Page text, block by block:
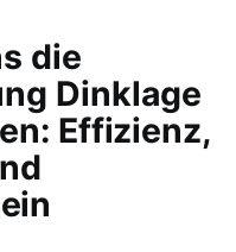
die
Dinklage
Effizienz,